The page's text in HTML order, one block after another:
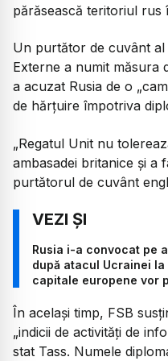
părăsească teritoriul rus
Un purtător de cuvânt
Externe a numit măsura
a acuzat Rusia de o
de hărțuire împotriva
„Regatul Unit nu
ambasadei britanice și a
purtătorul de cuvânt
Rusia i-a convocat pe
după atacul Ucrainei
capitale europene vor
În același timp, FSB
„indicii de activități de
stat Tass. Numele